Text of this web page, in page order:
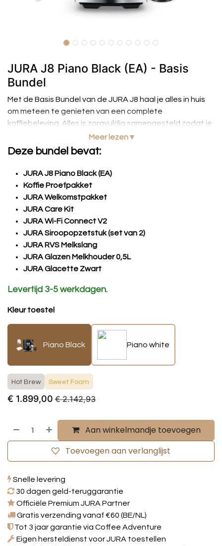
JURA J8 Piano Black (EA) - Basis
Bundel
Met de Basis Bundel van de JURA J8 haal je alles in huis
om meteen te genieten van een complete
koffiebeleving. Alles is zorgvuldig samengesteld zodat je
zonder gedoe start en direct het maximale uit je toestel
haalt.
Meer lezen ▾
Deze bundel bevat:
JURA J8 Piano Black (EA)
Koffie Proefpakket
JURA Welkomstpakket
JURA Care Kit
JURA Wi-Fi Connect V2
JURA Siroopopzetstuk (set van 2)
JURA RVS Melkslang
JURA Glazen Melkhouder 0,5L
JURA Glacette Zwart
Levertijd 3-5 werkdagen.
Kleur toestel
Piano Black Piano white
Hot Brew Sweet Foam
€ 1.899,00 €2.142,93
Aan winkelmandje toevoegen
Toevoegen aan verlanglijst
Snelle levering
30 dagen geld-teruggarantie
Officiële Premium JURA Partner
Gratis verzending vanaf €60 (BE/NL)
Tot 3 jaar garantie via Coffee Adventure
Eigen hersteldienst voor JURA toestellen